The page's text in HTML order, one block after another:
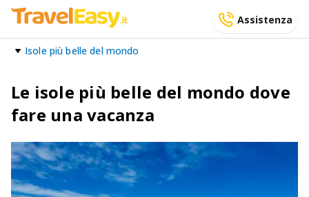
Assistenza
Isole più belle del mondo
Le isole più belle del mondo dove
fare una vacanza